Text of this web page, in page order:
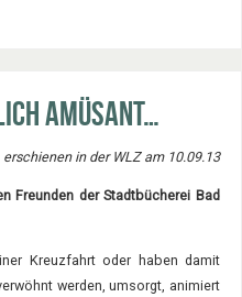
amüsant…
erschienen in der WLZ am 10.09.13
Freunden der Stadtbücherei Bad
Kreuzfahrt oder haben damit
werden, umsorgt, animiert